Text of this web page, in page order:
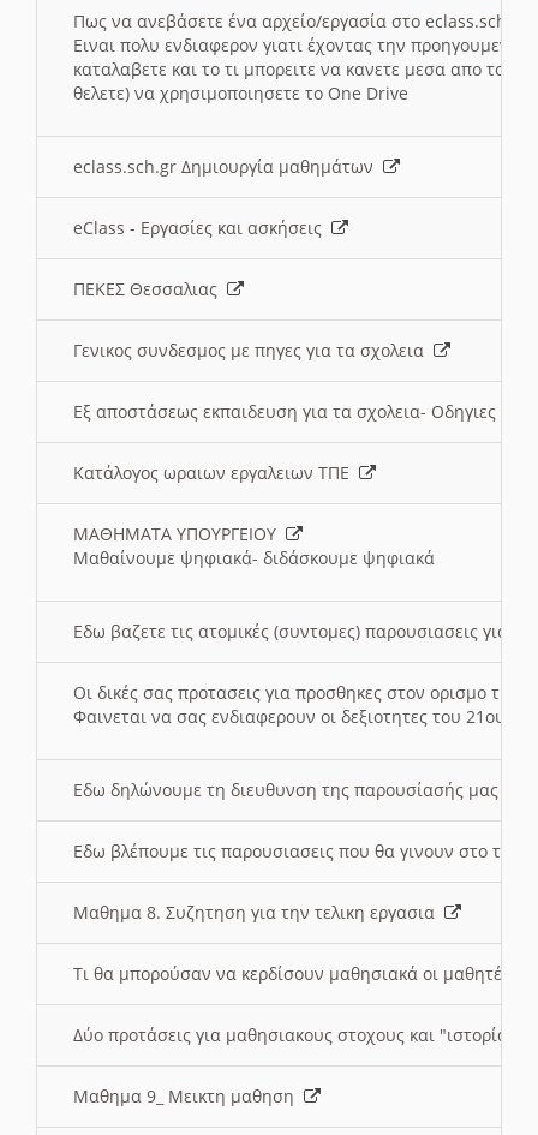
Πως να ανεβάσετε ένα αρχείο/εργασία στο eclass.sch.gr
Ειναι πολυ ενδιαφερον γιατι έχοντας την
καταλαβετε και το τι μπορειτε να κανετε μεσα απο το
θελετε) να χρησιμοποιησετε το One Drive
eclass.sch.gr Δημιουργία μαθημάτων
eClass - Εργασίες και ασκήσεις
ΠΕΚΕΣ Θεσσαλιας
Γενικος συνδεσμος με πηγες για τα σχολεια
Εξ αποστάσεως εκπαιδευση για τα σχολεια- Οδηγιες
Κατάλογος ωραιων εργαλειων ΤΠΕ
ΜΑΘΗΜΑΤΑ ΥΠΟΥΡΓΕΙΟΥ
Μαθαίνουμε ψηφιακά- διδάσκουμε ψηφιακά
Εδω βαζετε τις ατομικές (συντομες) παρουσιασεις για
Οι δικές σας προτασεις για προσθηκες στον ορισμο
Φαινεται να σας ενδιαφερουν οι δεξιοτητες του 21ου
Εδω δηλώνουμε τη διευθυνση της παρουσίασής μας
Εδω βλέπουμε τις παρουσιασεις που θα γινουν στο
Μαθημα 8. Συζητηση για την τελικη εργασια
Τι θα μπορούσαν να κερδίσουν μαθησιακά οι μαθητές/
Δύο προτάσεις για μαθησιακους στοχους και "ιστορία"
Μαθημα 9_ Μεικτη μαθηση